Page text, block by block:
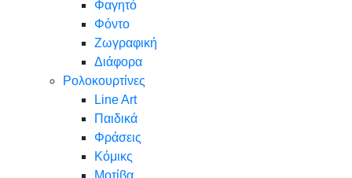
Φαγητό
Φόντο
Ζωγραφική
Διάφορα
Ρολοκουρτίνες
Line Art
Παιδικά
Φράσεις
Κόμικς
Μοτίβα